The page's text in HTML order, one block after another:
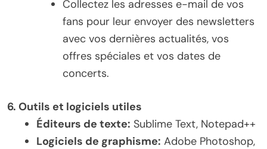
Collectez les adresses e-mail de vos
fans pour leur envoyer des newsletters
avec vos dernières actualités, vos
offres spéciales et vos dates de
concerts.
6. Outils et logiciels utiles
Éditeurs de texte: Sublime Text, Notepad++
Logiciels de graphisme: Adobe Photoshop,